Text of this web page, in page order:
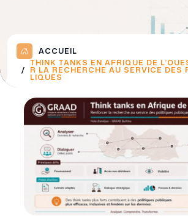
ACCUEIL
THINK TANKS EN AFRIQUE DE
R LA RECHERCHE AU SERVICE DES
LIQUES